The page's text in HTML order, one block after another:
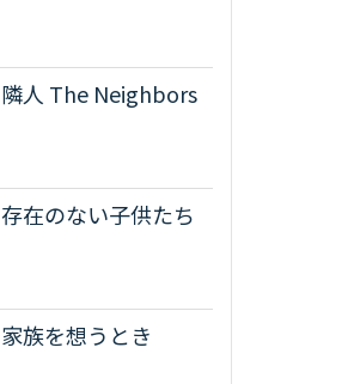
隣人 The Neighbors
存在のない子供たち
家族を想うとき